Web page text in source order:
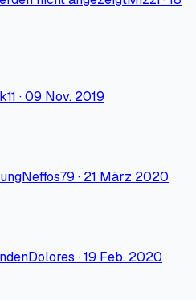
·09 Nov. 2019
Neffos79 · 21 März 2020
Dolores ·19 Feb. 2020